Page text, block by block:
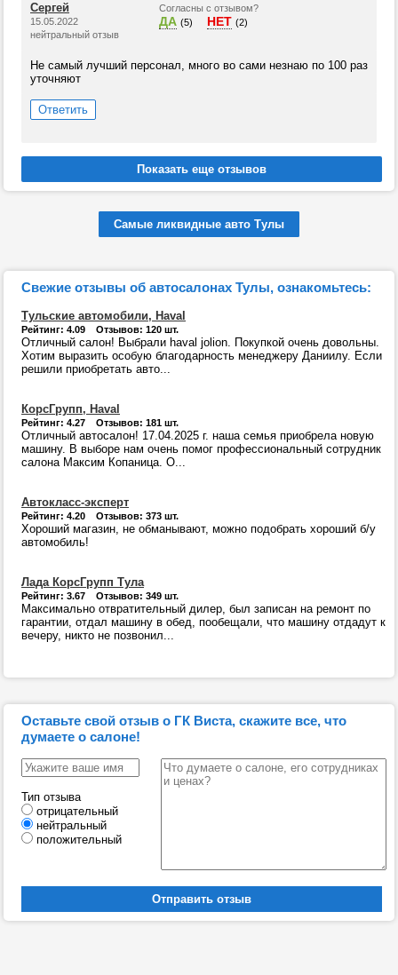
Сергей
15.05.2022
нейтральный отзыв
Согласны с отзывом?
ДА (5) НЕТ (2)
Не самый лучший персонал, много во сами незнаю по 100 раз
уточняют
Ответить
Самые ликвидные авто Тулы
Свежие отзывы об автосалонах Тулы, ознакомьтесь:
Тульские автомобили, Haval
Рейтинг: 4.09 Отзывов: 120 шт.
Отличный салон! Выбрали haval jolion. Покупкой очень довольны.
Хотим выразить особую благодарность менеджеру Даниилу. Если
решили приобретать авто...
КорсГрупп, Haval
Рейтинг: 4.27 Отзывов: 181 шт.
Отличный автосалон! 17.04.2025 г. наша семья приобрела новую
машину. В выборе нам очень помог профессиональный сотрудник
салона Максим Копаница. О...
Автокласс-эксперт
Рейтинг: 4.20 Отзывов: 373 шт.
Хороший магазин, не обманывают, можно подобрать хороший б/у
автомобиль!
Лада КорсГрупп Тула
Рейтинг: 3.67 Отзывов: 349 шт.
Максимально отвратительный дилер, был записан на ремонт по
гарантии, отдал машину в обед, пообещали, что машину отдадут к
вечеру, никто не позвонил...
Оставьте свой отзыв о ГК Виста, скажите все, что
думаете о салоне!
Тип отзыва
отрицательный
нейтральный
положительный